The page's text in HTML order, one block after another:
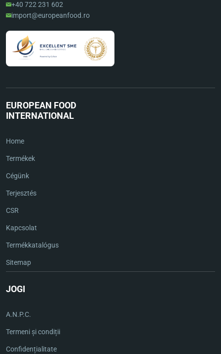
+40 722 231 602
import@europeanfood.ro
EUROPEAN FOOD
INTERNATIONAL
Home
Termékek
Cégünk
Terjesztés
CSR
Kapcsolat
Termékkatalógus
Sitemap
JOGI
A.N.P.C.
Termeni și condiții
Confidențialitate